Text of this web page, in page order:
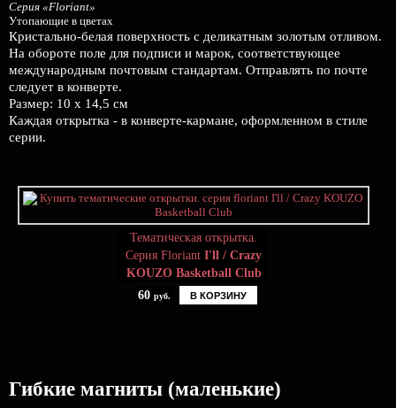
Серия «Floriant»
Утопающие в цветах
Кристально-белая поверхность с деликатным золотым отливом.
На обороте поле для подписи и марок, соответствующее
международным почтовым стандартам. Отправлять по почте
следует в конверте.
Размер: 10 х 14,5 см
Каждая открытка - в конверте-кармане, оформленном в стиле
серии.
Тематическая открытка.
Серия Floriant I'll / Crazy
KOUZO Basketball Club
60 руб. В КОРЗИНУ
Гибкие магниты (маленькие)